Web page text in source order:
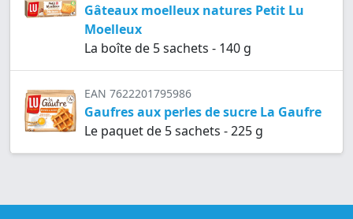
Gâteaux moelleux natures Petit Lu
Moelleux
La boîte de 5 sachets - 140 g
EAN 7622201795986
Gaufres aux perles de sucre La Gaufre
Le paquet de 5 sachets - 225 g